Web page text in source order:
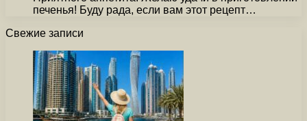
печенья! Буду рада, если вам этот рецепт…
Свежие записи